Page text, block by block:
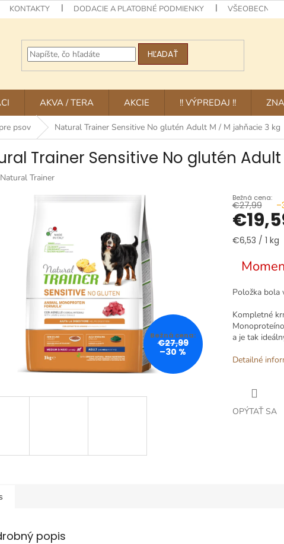
KONTAKTY DODACIE A PLATOBNÉ PODMIENKY VŠEOBECNÉ
HĽADAŤ
AKVA / TERA AKCIE !! VÝPREDAJ !!
psov Natural Trainer Sensitive No glutén Adult M / M jahňacie 3 kg
Trainer Sensitive No glutén
Natural Trainer
€27,99
–30 %
€27,99
Jednotková
€6,53 / 1 kg
Položka bola
Kompletné
a je tak
Detailné
OPÝTAŤ SA
popis